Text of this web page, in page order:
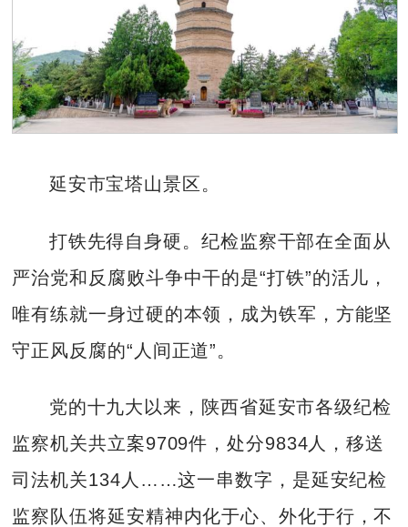
延安市宝塔山景区。
打铁先得自身硬。纪检监察干部在全面从
严治党和反腐败斗争中干的是“打铁”的活儿，
唯有练就一身过硬的本领，成为铁军，方能坚
守正风反腐的“人间正道”。
党的十九大以来，陕西省延安市各级纪检
监察机关共立案9709件，处分9834人，移送
司法机关134人……这一串数字，是延安纪检
监察队伍将延安精神内化于心、外化于行，不